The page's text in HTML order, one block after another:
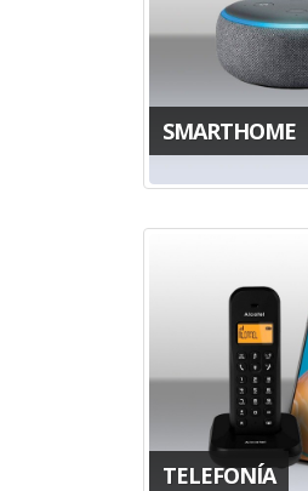
SMARTHOME
TELEFONÍA